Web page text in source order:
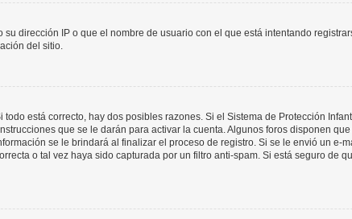
dirección IP o que el nombre de usuario con el que está intentando
del sitio.
está correcto, hay dos posibles razones. Si el Sistema de Protección
que se le darán para activar la cuenta. Algunos foros disponen
se le brindará al finalizar el proceso de registro. Si se le envió un
o tal vez haya sido capturada por un filtro anti-spam. Si está seguro de